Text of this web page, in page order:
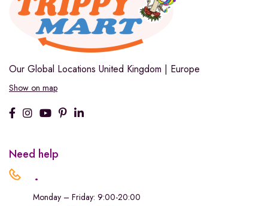
Our Global Locations United Kingdom | Europe
Show on map
Need help
.
Monday – Friday: 9:00-20:00